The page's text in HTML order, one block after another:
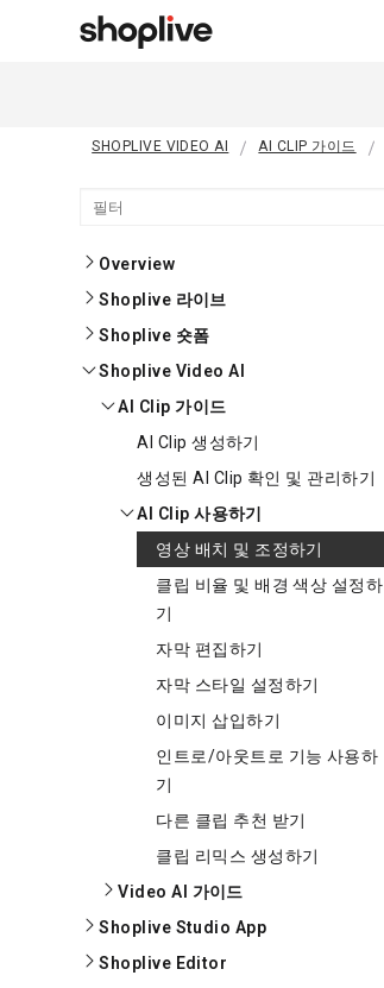
SHOPLIVE VIDEO AI AI CLIP 가이드
Overview
Shoplive 라이브
Shoplive 숏폼
Shoplive Video AI
AI Clip 가이드
AI Clip 생성하기
생성된 AI Clip 확인 및 관리하기
AI Clip 사용하기
영상 배치 및 조정하기
클립 비율 및 배경 색상 설정하
기
자막 편집하기
자막 스타일 설정하기
이미지 삽입하기
인트로/아웃트로 기능 사용하
기
다른 클립 추천 받기
클립 리믹스 생성하기
Video AI 가이드
Shoplive Studio App
Shoplive Editor